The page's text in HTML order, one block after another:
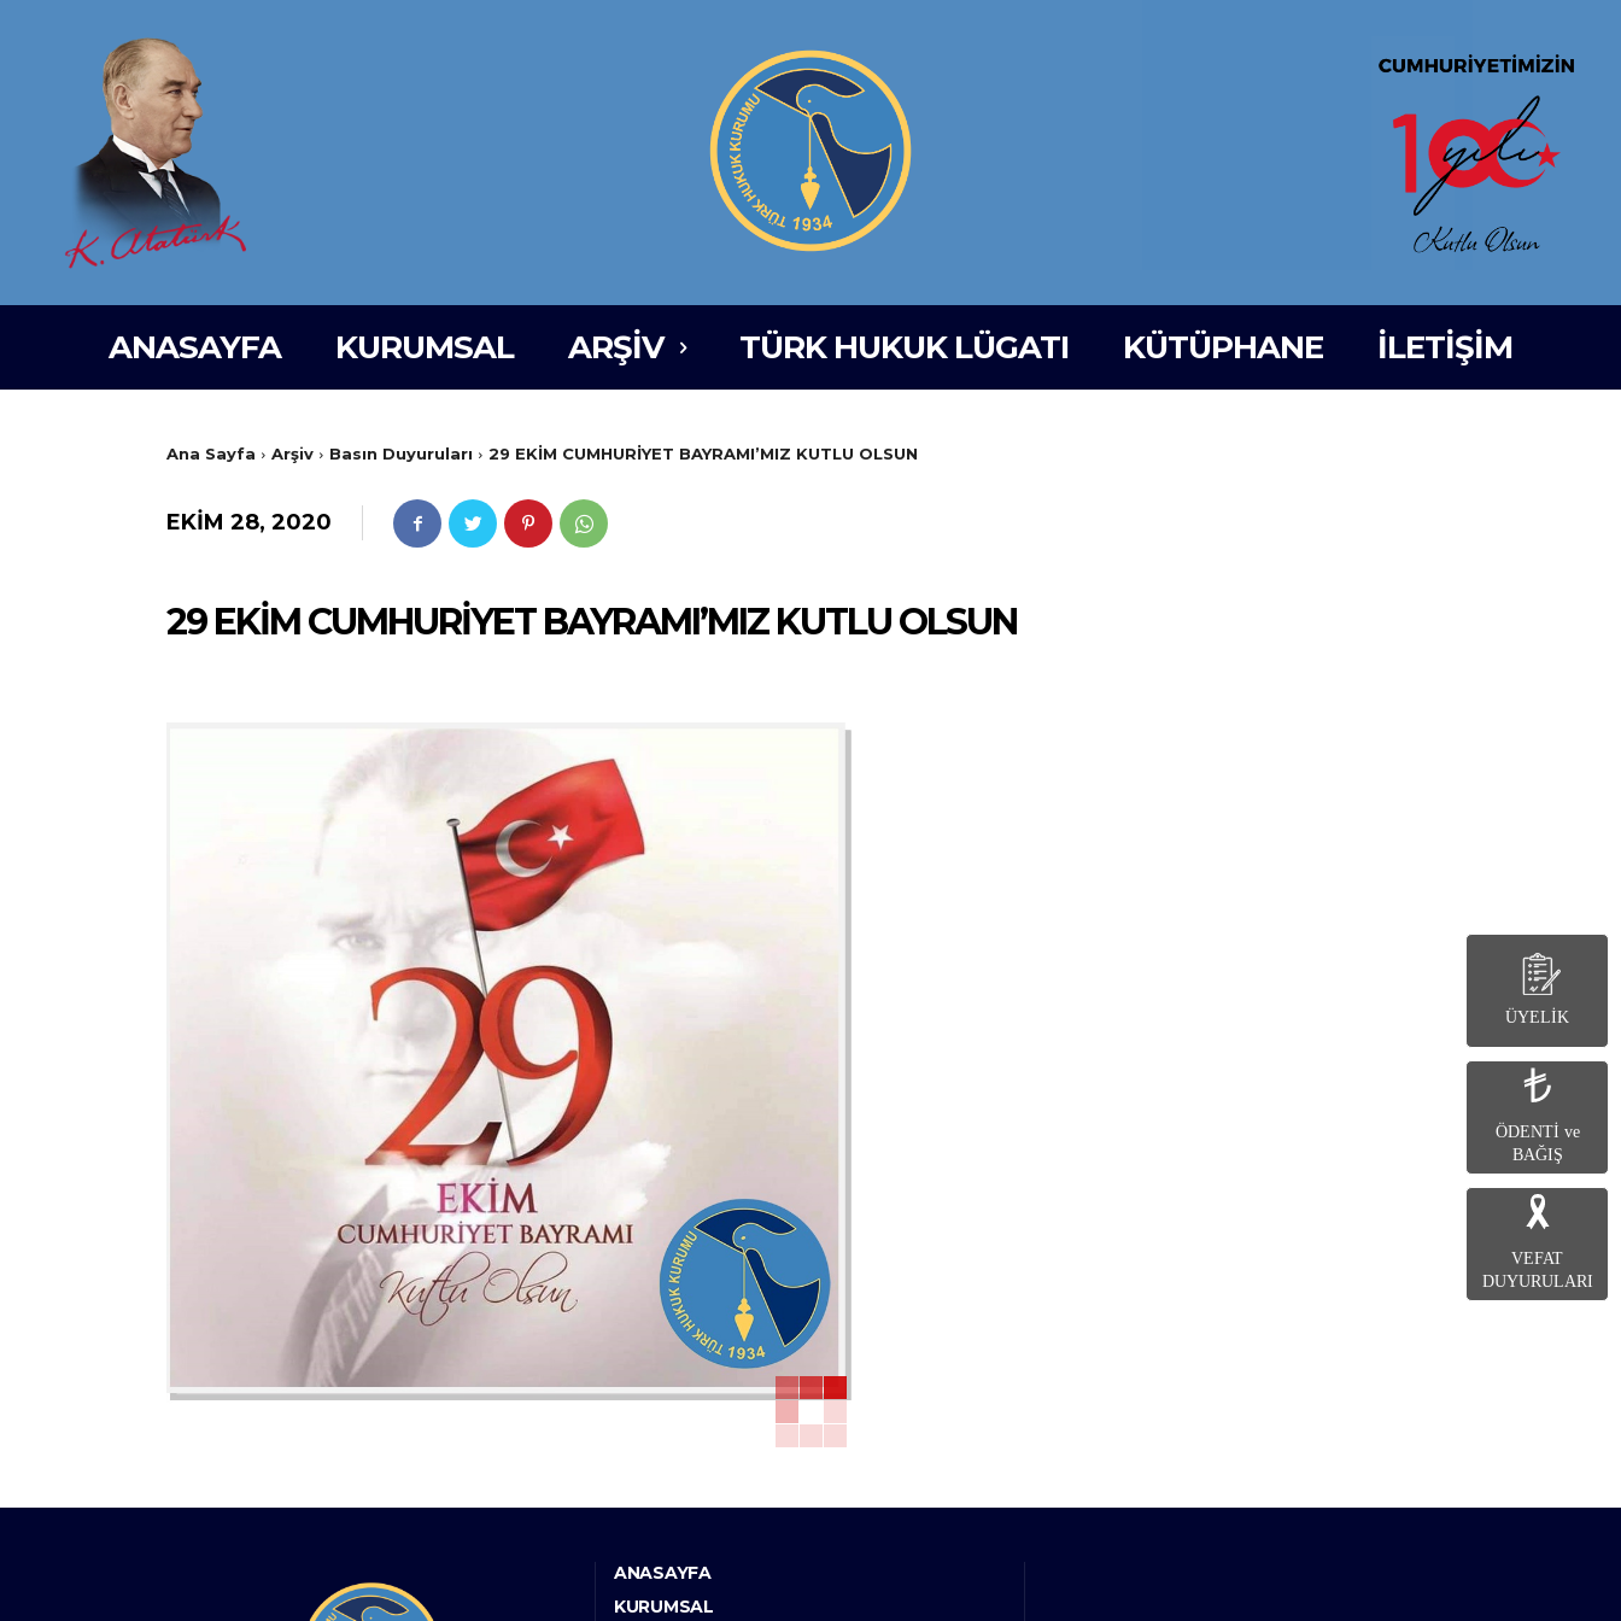
ÜYELİK
ÖDENTİ ve
BAĞIŞ
VEFAT
DUYURULARI
ANASAYFA KURUMSAL ARŞIV TÜRK HUKUK LÜGATI KÜTÜPHANE İLETİŞİM
Ana Sayfa Arşiv Basın Duyuruları 29 EKİM CUMHURİYET BAYRAMI’MIZ KUTLU OLSUN
EKIM 28, 2020
29 EKİM CUMHURİYET BAYRAMI’MIZ KUTLU OLSUN
ANASAYFA
KURUMSAL